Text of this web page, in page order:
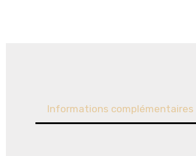
Informations complémentaires